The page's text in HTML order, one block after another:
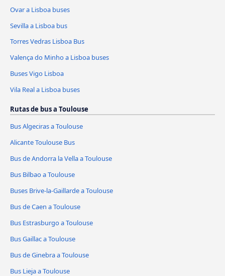
Ovar a Lisboa buses
Sevilla a Lisboa bus
Torres Vedras Lisboa Bus
Valença do Minho a Lisboa buses
Buses Vigo Lisboa
Vila Real a Lisboa buses
Rutas de bus a Toulouse
Bus Algeciras a Toulouse
Alicante Toulouse Bus
Bus de Andorra la Vella a Toulouse
Bus Bilbao a Toulouse
Buses Brive-la-Gaillarde a Toulouse
Bus de Caen a Toulouse
Bus Estrasburgo a Toulouse
Bus Gaillac a Toulouse
Bus de Ginebra a Toulouse
Bus Lieja a Toulouse